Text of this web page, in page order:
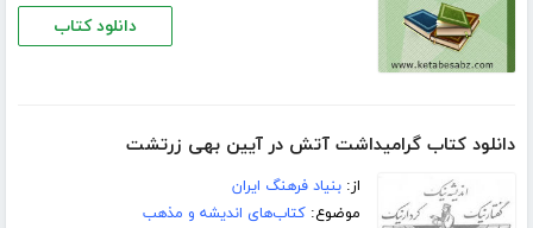
دانلود کتاب
دانلود کتاب گرامیداشت آتش در آیین بهی زرتشت
از:بنیاد فرهنگ ایران
موضوع:کتاب‌های اندیشه و مذهب